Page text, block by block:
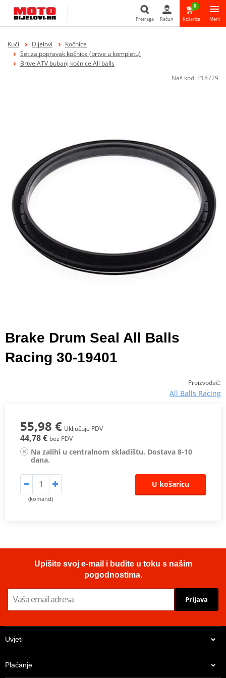
Pretraga Račun
0
Košarica Meni
Kući Dijelovi
Kočnice
Set za popravak kočnice (brtve u kompletu)
Brtve ATV bubanj kočnice All balls
Naš kod: P18729
Brake Drum Seal All Balls
Racing 30-19401
Proizvođač:
All Balls Racing
55,98 € Uključuje PDV
44,78 € bez PDV
Na zalihi u centralnom skladištu. Dostava 8-10
dana.
(komand)
U košaricu
Upišite svoj e-mail i budite u toku s našim
pogodnostima.
Prijava
Uvjeti
Plaćanje